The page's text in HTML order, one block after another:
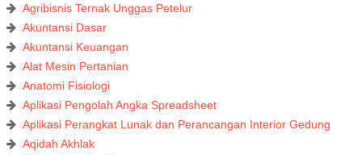
Agribisnis Ternak Unggas Petelur
Akuntansi Dasar
Akuntansi Keuangan
Alat Mesin Pertanian
Anatomi Fisiologi
Aplikasi Pengolah Angka Spreadsheet
Aplikasi Perangkat Lunak dan Perancangan Interior Gedung
Aqidah Akhlak